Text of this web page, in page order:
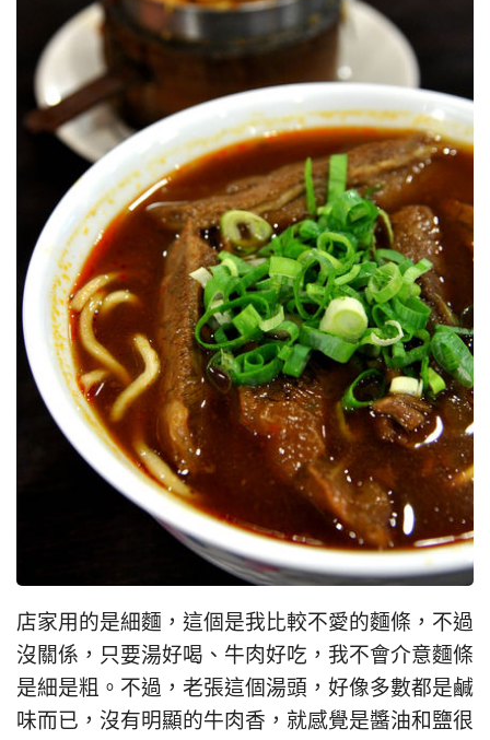
店家用的是細麵，這個是我比較不愛的麵條，不過
沒關係，只要湯好喝、牛肉好吃，我不會介意麵條
是細是粗。不過，老張這個湯頭，好像多數都是鹹
味而已，沒有明顯的牛肉香，就感覺是醬油和鹽很